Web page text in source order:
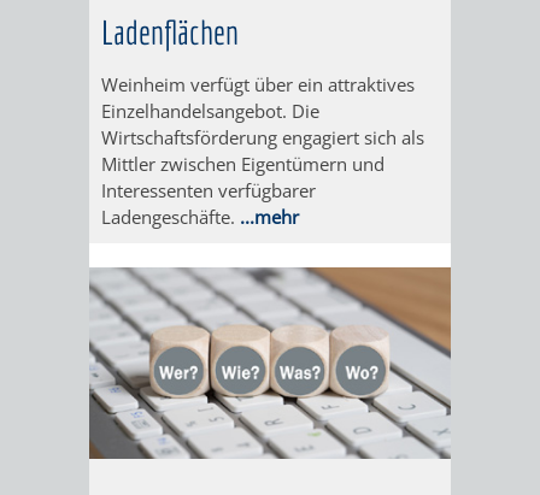
EINRICHTUNGEN
ORTSVEREINE
ORTSCHAFTSRAT
GESCHICHTE
Ladenflächen
Weinheim verfügt über ein attraktives
Einzelhandelsangebot. Die
Wirtschaftsförderung engagiert sich als
Mittler zwischen Eigentümern und
Interessenten verfügbarer
Ladengeschäfte. ...mehr